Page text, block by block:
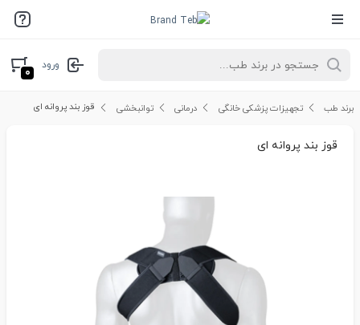
ورود
۰
برند طب تجهیزات پزشکی خانگی درمانی توانبخشی قوز بند پروانه ای
قوز بند پروانه ای